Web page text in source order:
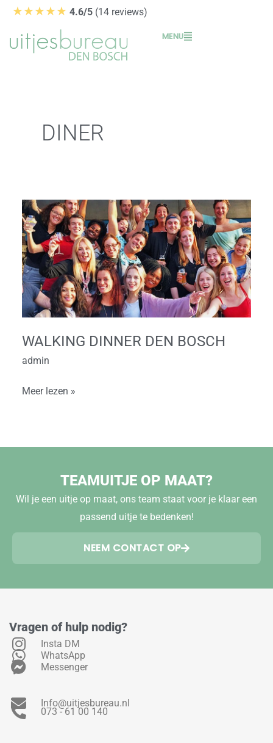
★★★★★ 4.6/5 (14 reviews)
MENU
DINER
WALKING DINNER DEN BOSCH
admin
Walking
Dinner
Den
Bosch
Meer lezen »
TEAMUITJE OP MAAT?
Wil je een uitje op maat, ons team staat voor je klaar een
passend uitje te bedenken!
NEEM CONTACT OP
Vragen of hulp nodig?
Insta DM
WhatsApp
Messenger
Info@uitjesbureau.nl
073 - 61 00 140